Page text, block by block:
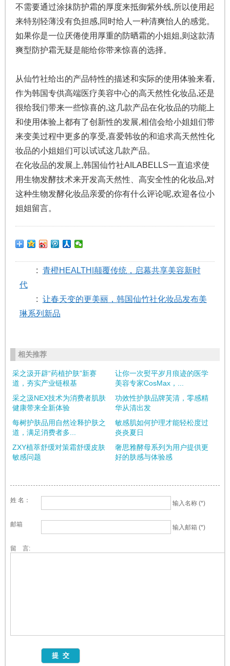
不需要通过涂抹防护霜的厚度来抵御紫外线,所以使用起
来特别轻薄没有负担感,同时给人一种清爽怡人的感觉。
如果你是一位厌倦使用厚重的防晒霜的小姐姐,则这款清
爽型防护霜无疑是能给你带来惊喜的选择。
从仙竹社给出的产品特性的描述和实际的使用体验来看,
作为韩国专供高端医疗美容中心的高天然性化妆品,还是
很给我们带来一些惊喜的,这几款产品在化妆品的功能上
和使用体验上都有了创新性的发展,相信会给小姐姐们带
来变美过程中更多的享受,喜爱韩妆的和追求高天然性化
妆品的小姐姐们可以试试这几款产品。
在化妆品的发展上,韩国仙竹社AILABELLS一直追求使
用生物发酵技术来开发高天然性、高安全性的化妆品,对
这种生物发酵化妆品亲爱的你有什么评论呢,欢迎各位小
姐姐留言。
: 青橙HEALTH|颠覆传统，启幕共享美容新时
代
: 让春天变的更美丽，韩国仙竹社化妆品发布美
琳系列新品
相关推荐
采之汲开辟“药植护肤”新赛
道，夯实产业链根基
让你一次熨平岁月痕迹的医学
美容专家CosMax，...
采之汲NEX技术为消费者肌肤
健康带来全新体验
功效性护肤品牌芙清，零感精
华从清出发
每树护肤品用自然诠释护肤之
道，满足消费者多...
敏感肌如何护理才能轻松度过
炎炎夏日
ZXY植萃舒缓对策霜舒缓皮肤
敏感问题
奢思雅酵母系列为用户提供更
好的肤感与体验感
姓 名： 输入名称 (*)
邮箱 输入邮箱 (*)
留 言: